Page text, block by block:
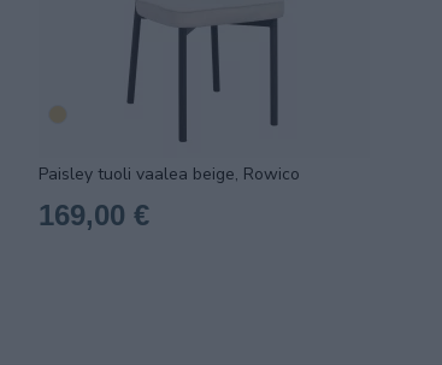
Paisley tuoli vaalea beige, Rowico
169,00 €